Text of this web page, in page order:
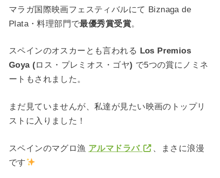
マラガ国際映画フェスティバルにて Biznaga de
Plata・料理部門で最優秀賞受賞。
スペインのオスカーとも言われる Los Premios
Goya (ロス・プレミオス・ゴヤ) で5つの賞にノミネ
ートもされました。
まだ見ていませんが、私達が見たい映画のトップリ
ストに入りました！
スペインのマグロ漁 アルマドラバ
、まさに浪漫
です